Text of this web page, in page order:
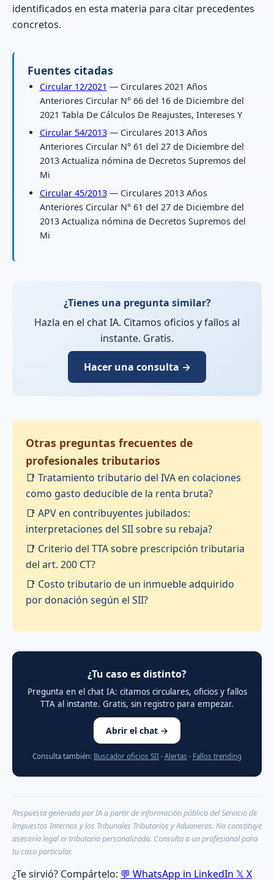
identificados en esta materia para citar precedentes
concretos.
Fuentes citadas
Circular 12/2021 — Circulares 2021 Años
Anteriores Circular N° 66 del 16 de Diciembre del
2021 Tabla De Cálculos De Reajustes, Intereses Y
Circular 54/2013— Circulares 2013 Años
Anteriores Circular N° 61 del 27 de Diciembre del
2013 Actualiza nómina de Decretos Supremos del
Mi
Circular 45/2013— Circulares 2013 Años
Anteriores Circular N° 61 del 27 de Diciembre del
2013 Actualiza nómina de Decretos Supremos del
Mi
¿Tienes una pregunta similar?
Hazla en el chat IA. Citamos oficios y fallos al
instante. Gratis.
Hacer una consulta →
Otras preguntas frecuentes de
profesionales tributarios
📑Tratamiento tributario del IVA en colaciones
como gasto deducible de la renta bruta?
📑APV en contribuyentes jubilados:
interpretaciones del SII sobre su rebaja?
📑 Criterio del TTA sobre prescripción tributaria
del art. 200 CT?
📑 Costo tributario de un inmueble adquirido
por donación según el SII?
¿Tu caso es distinto?
Pregunta en el chat IA: citamos circulares, oficios y fallos
TTA al instante. Gratis, sin registro para empezar.
Abrir el chat →
Consulta también: Buscador oficios SII · Alertas · Fallos trending
Respuesta generada por IA a partir de información pública del Servicio de
Impuestos Internos y los Tribunales Tributarios y Aduaneros. No constituye
asesoría legal ni tributaria personalizada. Consulta a un profesional para
tu caso particular.
¿Te sirvió? Compártelo: 💬 WhatsApp in LinkedIn 𝕏 X